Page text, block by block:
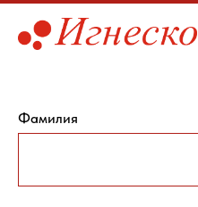
Фамилия